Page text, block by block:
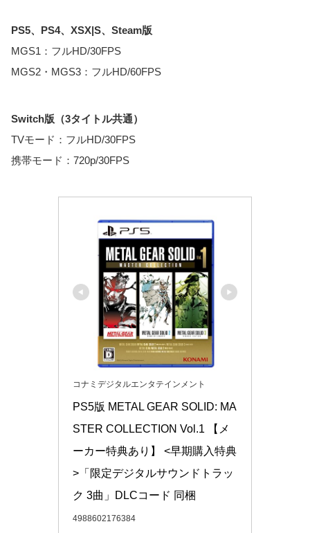
PS5、PS4、XSX|S、Steam版
MGS1：フルHD/30FPS
MGS2・MGS3：フルHD/60FPS
Switch版（3タイトル共通）
TVモード：フルHD/30FPS
携帯モード：720p/30FPS
コナミデジタルエンタテインメント
PS5版 METAL GEAR SOLID: MA
STER COLLECTION Vol.1 【メ
ーカー特典あり】 <早期購入特典
>「限定デジタルサウンドトラッ
ク 3曲」DLCコード 同梱
4988602176384